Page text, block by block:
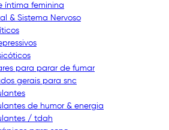
íntima feminina
& Sistema Nervoso
para parar de fumar
gerais para snc
de humor & energia
/ tdah